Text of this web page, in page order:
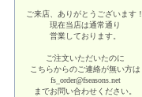
ご来店、ありがとうございます！
現在当店は通常通り
営業しております。
ご注文いただいたのに
こちらからのご連絡が無い方は
fs_order@fseasons.net
までお問い合わせください。